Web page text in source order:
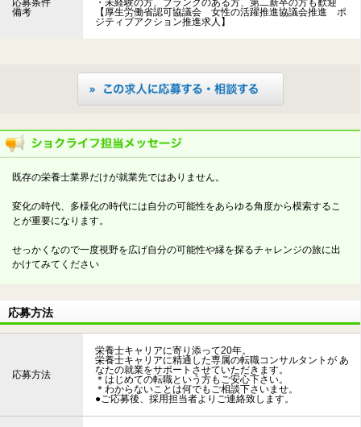
応募条件
備考
・未経験の方、ブランクのある方、第二新卒の方も歓迎
【厚生労働省認可協議会 女性の活躍推進協議会推進 ポ
ジティブアクション推進求人】
既存の栄養士業界だけが就業先ではありません。
変化の時代、多様化の時代には自分の可能性をあらゆる角度から模索するこ
とが重要になります。
せっかくなので一度視野を広げ自分の可能性や縁を探るチャレンジの旅に出
かけてみてください
応募方法
応募方法
栄養士キャリアに寄り添って20年。
栄養士キャリアに精通した専属の転職コンサルタントが あ
なたの就業をサポートさせていただきます。
＊はじめての転職という方もご安心下さい。
＊わからないことは何でもご相談下さいませ。
●ご応募後、採用担当者よりご連絡致します。